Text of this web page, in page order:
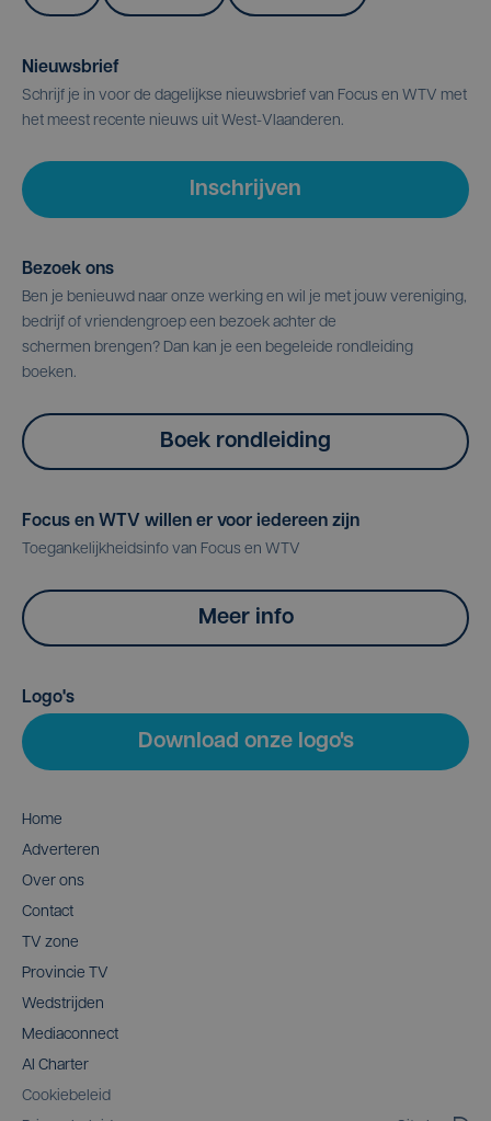
Nieuwsbrief
Schrijf je in voor de dagelijkse nieuwsbrief van Focus en WTV met
het meest recente nieuws uit West-Vlaanderen.
Inschrijven
Bezoek ons
Ben je benieuwd naar onze werking en wil je met jouw vereniging,
bedrijf of vriendengroep een bezoek achter de
schermen brengen? Dan kan je een begeleide rondleiding
boeken.
Boek rondleiding
Focus en WTV willen er voor iedereen zijn
Toegankelijkheidsinfo van Focus en WTV
Meer info
Logo's
Download onze logo's
Home
Adverteren
Over ons
Contact
TV zone
Provincie TV
Wedstrijden
Mediaconnect
AI Charter
Cookiebeleid